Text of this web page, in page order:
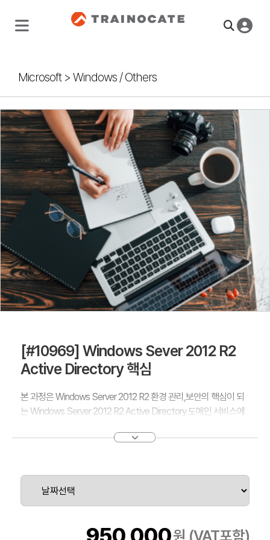
Microsoft> Windows / Others
[#10969] Windows Sever 2012 R2
Active Directory 핵심
본 과정은 Windows Server 2012 R2 환경 관리,보안의 핵심이 되
는 Windows Server 2012 R2 Active Directory 도메인 서비스에
구현,보안관리, 백업 & 복원 , 모니터링 과 트러블슈팅 에 대한 폭넓
원 (VAT포함)